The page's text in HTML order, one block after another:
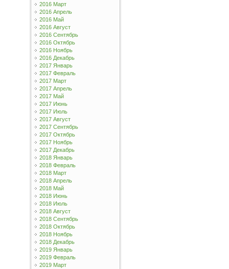
2016 Март
2016 Апрель
2016 Май
2016 Август
2016 Сентябрь
2016 Октябрь
2016 Ноябрь
2016 Декабрь
2017 Январь
2017 Февраль
2017 Март
2017 Апрель
2017 Май
2017 Июнь
2017 Июль
2017 Август
2017 Сентябрь
2017 Октябрь
2017 Ноябрь
2017 Декабрь
2018 Январь
2018 Февраль
2018 Март
2018 Апрель
2018 Май
2018 Июнь
2018 Июль
2018 Август
2018 Сентябрь
2018 Октябрь
2018 Ноябрь
2018 Декабрь
2019 Январь
2019 Февраль
2019 Март